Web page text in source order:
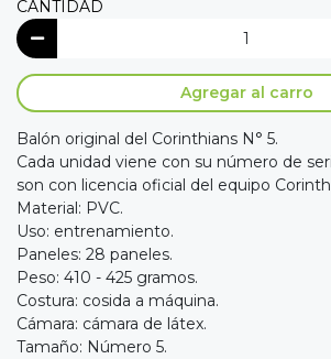
CANTIDAD
Agregar al carro
Balón original del Corinthians N° 5.
Cada unidad viene con su número de
son con licencia oficial del equipo
Material: PVC.
Uso: entrenamiento.
Paneles: 28 paneles.
Peso: 410 - 425 gramos.
Costura: cosida a máquina.
Cámara: cámara de látex.
Tamaño: Número 5.